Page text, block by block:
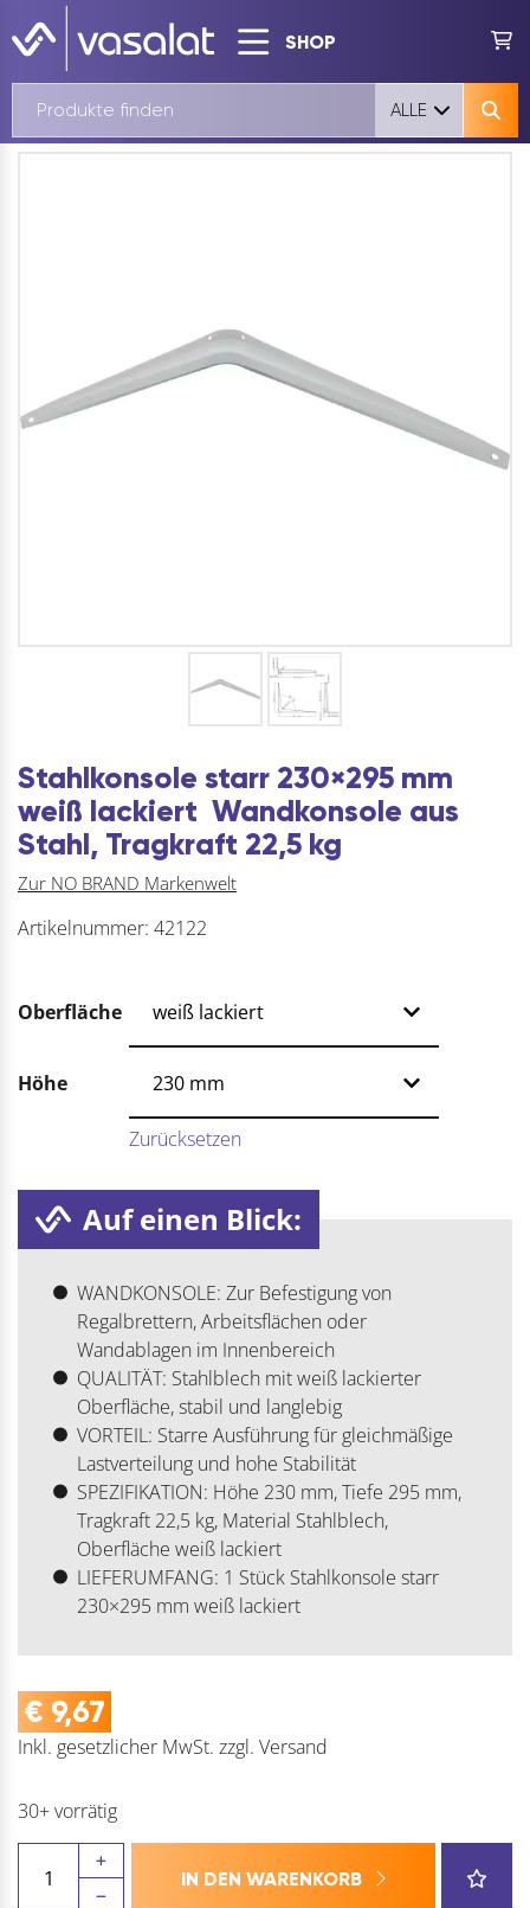
SHOP
ALLE
Stahlkonsole starr 230×295 mm
weiß lackiert  Wandkonsole aus
Stahl, Tragkraft 22,5 kg
Zur NO BRAND Markenwelt
Artikelnummer: 42122
Oberfläche
Höhe
Zurücksetzen
Auf einen Blick:
WANDKONSOLE: Zur Befestigung von
Regalbrettern, Arbeitsflächen oder
Wandablagen im Innenbereich
QUALITÄT: Stahlblech mit weiß lackierter
Oberfläche, stabil und langlebig
VORTEIL: Starre Ausführung für gleichmäßige
Lastverteilung und hohe Stabilität
SPEZIFIKATION: Höhe 230 mm, Tiefe 295 mm,
Tragkraft 22,5 kg, Material Stahlblech,
Oberfläche weiß lackiert
LIEFERUMFANG: 1 Stück Stahlkonsole starr
230×295 mm weiß lackiert
€ 9,67
Inkl. gesetzlicher MwSt. zzgl. Versand
30+ vorrätig
Stahlblech
IN DEN WARENKORB